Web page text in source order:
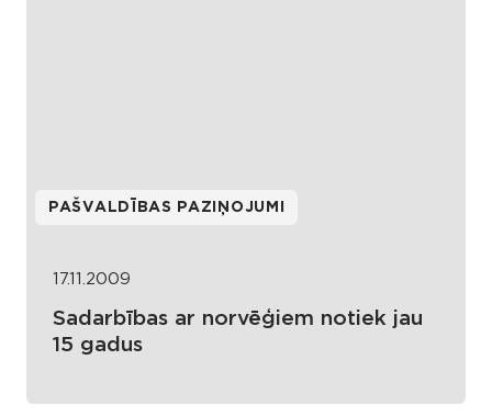
PAŠVALDĪBAS PAZIŅOJUMI
17.11.2009
Sadarbības ar norvēģiem notiek jau
15 gadus